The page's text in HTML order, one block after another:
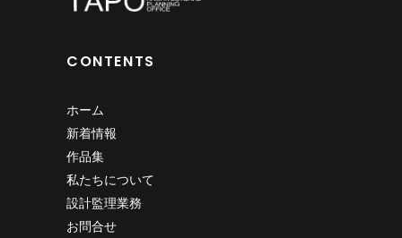
CONTENTS
ホーム
新着情報
作品集
私たちについて
設計監理業務
お問合せ